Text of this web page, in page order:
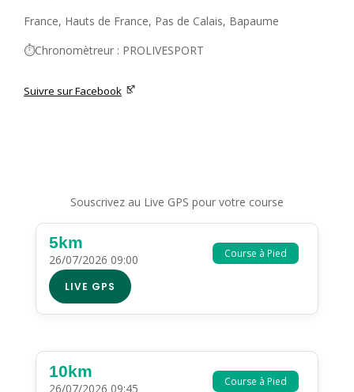
France, Hauts de France, Pas de Calais, Bapaume
⏱️Chronomètreur : PROLIVESPORT
Suivre sur Facebook
Souscrivez au Live GPS pour votre course
Course à Pied
5km
26/07/2026 09:00
LIVE GPS
Course à Pied
10km
26/07/2026 09:45